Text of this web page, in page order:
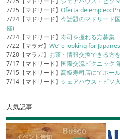
7/25【マドリード】Oferta de empleo:
7/24【マドリード】今話題のマドリード
催)
7/24【マドリード】寿司を握れる方募集
7/22【マラガ】We’re looking for
7/20【マラガ】 お茶・情報交換できる方
7/17【マドリード】 国際交流ピクニック
7/15【マドリード】高級寿司店にてホー
7/14【マドリード】 シェアハウス・ピソ
人気記事